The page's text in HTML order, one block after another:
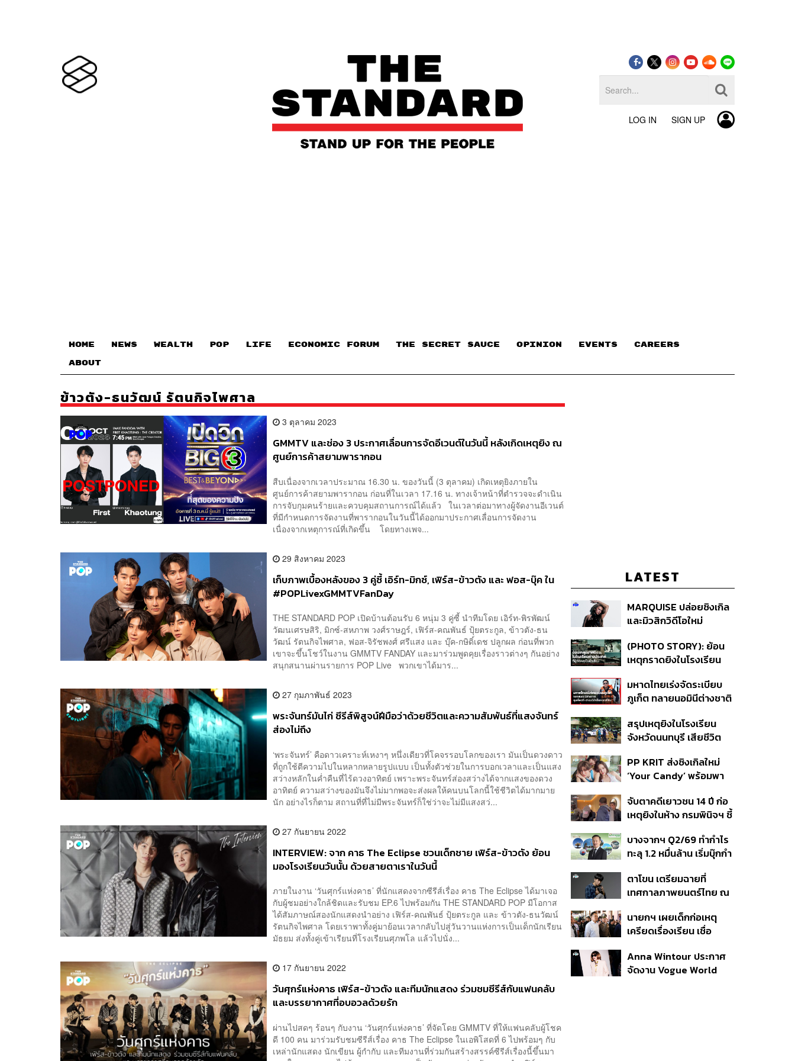
LOG IN SIGN UP
HOME NEWS WEALTH POP LIFE ECONOMIC FORUM THE SECRET SAUCE​ OPINION EVENTS CAREERS
ABOUT
ข้าวตัง-ธนวัฒน์ รัตนกิจไพศาล
3 ตุลาคม 2023
GMMTV และช่อง 3 ประกาศเลื่อนการจัดอีเวนต์ในวันนี้ หลังเกิดเหตุยิง ณ
ศูนย์การค้าสยามพารากอน
สืบเนื่องจากเวลาประมาณ 16.30 น. ของวันนี้ (3 ตุลาคม) เกิดเหตุยิงภายใน
ศูนย์การค้าสยามพารากอน ก่อนที่ในเวลา 17.16 น. ทางเจ้าหน้าที่ตำรวจจะดำเนิน
การจับกุมคนร้ายและควบคุมสถานการณ์ได้แล้ว ในเวลาต่อมาทางผู้จัดงานอีเวนต์
ที่มีกำหนดการจัดงานที่พารากอนในวันนี้ได้ออกมาประกาศเลื่อนการจัดงาน
เนื่องจากเหตุการณ์ที่เกิดขึ้น โดยทางเพจ...
29 สิงหาคม 2023
เก็บภาพเบื้องหลังของ 3 คู่ซี้ เอิร์ท-มิกซ์, เฟิร์ส-ข้าวตัง และ ฟอส-บุ๊ค ใน
#POPLivexGMMTVFanDay
THE STANDARD POP เปิดบ้านต้อนรับ 6 หนุ่ม 3 คู่ซี้ นำทีมโดย เอิร์ท-พิรพัฒน์
วัฒนเศรษสิริ, มิกซ์-สหภาพ วงศ์ราษฎร์, เฟิร์ส-คณพันธ์ ปุ้ยตระกูล, ข้าวตัง-ธน
วัฒน์ รัตนกิจไพศาล, ฟอส-จิรัชพงศ์ ศรีแสง และ บุ๊ค-กษิดิ์เดช ปลูกผล ก่อนที่พวก
เขาจะขึ้นโชว์ในงาน GMMTV FANDAY และมาร่วมพูดคุยเรื่องราวต่างๆ กันอย่าง
สนุกสนานผ่านรายการ POP Live พวกเขาได้มาร...
27 กุมภาพันธ์ 2023
พระจันทร์มันไก่ ซีรีส์พิสูจน์ฝีมือว่าด้วยชีวิตและความสัมพันธ์ที่แสงจันทร์
ส่องไม่ถึง
‘พระจันทร์’ คือดาวเคราะห์เหงาๆ หนึ่งเดียวที่โคจรรอบโลกของเรา มันเป็นดวงดาว
ที่ถูกใช้ตีความไปในหลากหลายรูปแบบ เป็นทั้งตัวช่วยในการบอกเวลาและเป็นแสง
สว่างหลักในค่ำคืนที่ไร้ดวงอาทิตย์ เพราะพระจันทร์ส่องสว่างได้จากแสงของดวง
อาทิตย์ ความสว่างของมันจึงไม่มากพอจะส่งผลให้คนบนโลกนี้ใช้ชีวิตได้มากมาย
นัก อย่างไรก็ตาม สถานที่ที่ไม่มีพระจันทร์ก็ใช่ว่าจะไม่มีแสงสว่...
27 กันยายน 2022
INTERVIEW: จาก คาธ The Eclipse ชวนเด็กชาย เฟิร์ส-ข้าวตัง ย้อน
มองโรงเรียนวันนั้น ด้วยสายตาเราในวันนี้
ภายในงาน ‘วันศุกร์แห่งคาธ’ ที่นักแสดงจากซีรีส์เรื่อง คาธ The Eclipse ได้มาเจอ
กับผู้ชมอย่างใกล้ชิดและรับชม EP.6 ไปพร้อมกัน THE STANDARD POP มีโอกาส
ได้สัมภาษณ์สองนักแสดงนำอย่าง เฟิร์ส-คณพันธ์ ปุ้ยตระกูล และ ข้าวตัง-ธนวัฒน์
รัตนกิจไพศาล โดยเราพาทั้งคู่มาย้อนเวลากลับไปสู่วันวานแห่งการเป็นเด็กนักเรียน
มัธยม ส่งทั้งคู่เข้าเรียนที่โรงเรียนศุภพโล แล้วไปนั่ง...
17 กันยายน 2022
วันศุกร์แห่งคาธ เฟิร์ส-ข้าวตัง และทีมนักแสดง ร่วมชมซีรีส์กับแฟนคลับ
และบรรยากาศที่อบอวลด้วยรัก
ผ่านไปสดๆ ร้อนๆ กับงาน ‘วันศุกร์แห่งคาธ’ ที่จัดโดย GMMTV ที่ให้แฟนคลับผู้โชค
ดี 100 คน มาร่วมรับชมซีรีส์เรื่อง คาธ The Eclipse ในเอพิโสดที่ 6 ไปพร้อมๆ กับ
เหล่านักแสดง นักเขียน ผู้กำกับ และทีมงานที่ร่วมกันสร้างสรรค์ซีรีส์เรื่องนี้ขึ้นมา
LATEST
MARQUISE ปล่อยซิงเกิล
และมิวสิกวิดีโอใหม่
สัมพันธ์สุด Toxic
(PHOTO STORY): ย้อน
เหตุกราดยิงในโรงเรียน
นักเรียน
มหาดไทยเร่งจัดระเบียบ
ภูเก็ต ทลายนอมินีต่างชาติ
ที่ดิน เคลียร์ใบอนุญาต
โรงแรมค้าง 7 ปี
สรุปเหตุยิงในโรงเรียน
จังหวัดนนทบุรี เสียชีวิต
ปมค้นประวัติคดีกราดยิงที่
สหรัฐฯ
PP KRIT ส่งซิงเกิลใหม่
‘Your Candy’ พร้อมพา
สิกวิดีโอ
จับตาคดีเยาวชน 14 ปี ก่อ
เหตุยิงในห้าง กรมพินิจฯ ชี้
เนื่อง ประเมินปล่อยตัว
บางจากฯ Q2/69 ทำกำไร
ทะลุ 1.2 หมื่นล้าน เริ่มบุ๊กกำ
แรก หนุนรายได้ครึ่งปีทะลุ
3.2 แสนล้าน
ตาโขน เตรียมฉายที่
เทศกาลภาพยนตร์ไทย ณ
นายกฯ เผยเด็กก่อเหตุ
เครียดเรื่องเรียน เชื่อ
กระสุนอีกกว่า 30 นัด หาก
ไม่จบชีวิตตัวเองอาจสูญ
Anna Wintour ประกาศ
จัดงาน Vogue World